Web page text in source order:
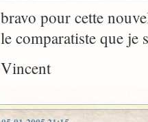
bravo pour cette
le comparatiste que je
Vincent